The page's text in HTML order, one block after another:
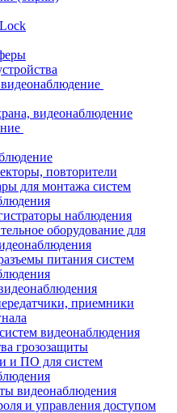
видеонаблюдение
повторители
для монтажа систем
наблюдения
оборудование для
питания систем
приемники
видеонаблюдения
грозозащиты
и ПО для систем
видеонаблюдения
и управления доступом